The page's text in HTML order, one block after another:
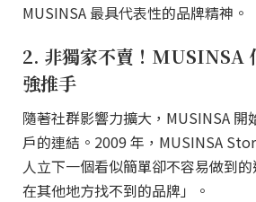
MUSINSA 最具代表性的品牌精神。
2. 非獨家不賣！MUSINSA
強推手
隨著社群影響力擴大，MUSINSA 開
戶的連結。2009 年，MUSINSA
人立下一個看似簡單卻不容易做到
在其他地方找不到的品牌」。